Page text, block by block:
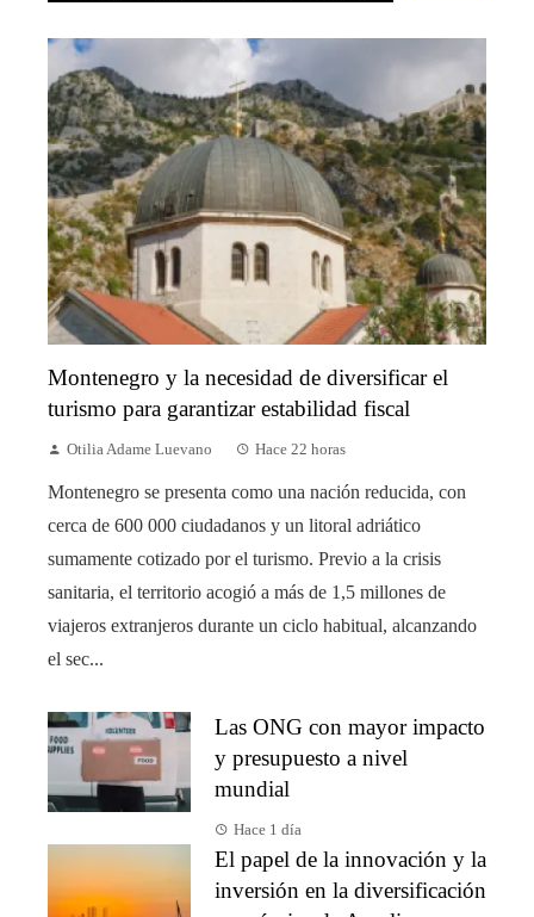
Montenegro y la necesidad de diversificar el
turismo para garantizar estabilidad fiscal
Otilia Adame Luevano Hace 22 horas
Montenegro se presenta como una nación reducida, con
cerca de 600 000 ciudadanos y un litoral adriático
sumamente cotizado por el turismo. Previo a la crisis
sanitaria, el territorio acogió a más de 1,5 millones de
viajeros extranjeros durante un ciclo habitual, alcanzando
el sec...
Las ONG con mayor impacto
y presupuesto a nivel
mundial
Hace 1 día
El papel de la innovación y la
inversión en la diversificación